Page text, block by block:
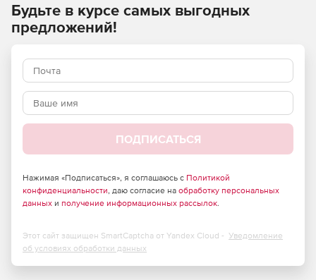
Особенности:
Максимальная высота системы охлаждения
Поддержка видеокарт премиум-класса длиной до 325
мм
USB x 2, HD-аудиовыходу и порту для подключения
микрофона, а также к кнопкам power (питание) и reset
(сброс).
Будьте в курсе самых выгодных
предложений!
ПОДПИСАТЬСЯ
Нажимая «Подписаться», я соглашаюсь с Политикой
конфиденциальности, даю согласие на обработку персональных
данных и получение информационных рассылок.
Этот сайт защищен SmartCaptcha от Yandex Cloud - Уведомление
об условиях обработки данных